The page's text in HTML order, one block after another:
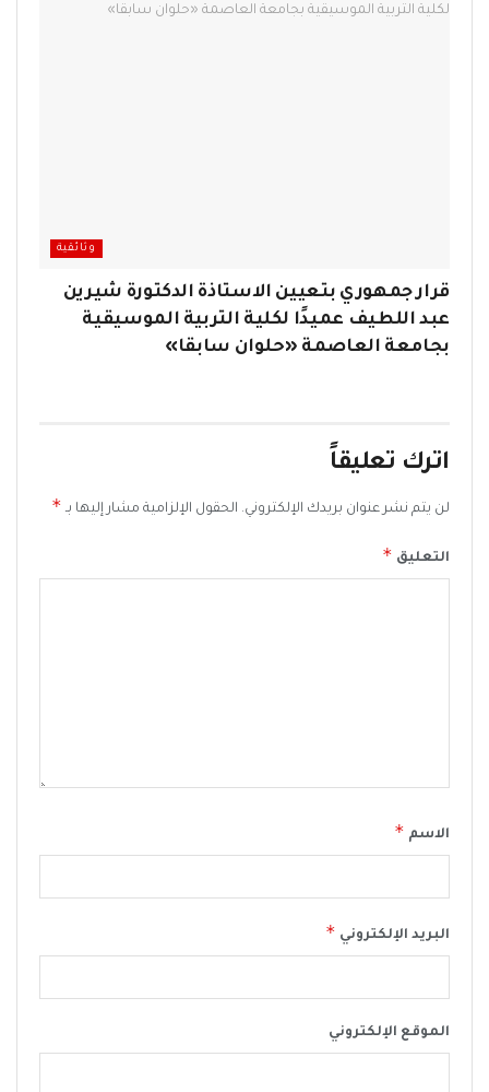
وثائقية
قرار جمهوري بتعيين الاستاذة الدكتورة شيرين
عبد اللطيف عميدًا لكلية التربية الموسيقية
بجامعة العاصمة «حلوان سابقا»
اترك تعليقاً
لن يتم نشر عنوان بريدك الإلكتروني. الحقول الإلزامية مشار إليها بـ *
التعليق *
الاسم *
البريد الإلكتروني *
الموقع الإلكتروني